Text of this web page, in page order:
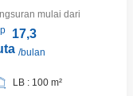
mulai dari
17,3
/bulan
LB : 100 m²